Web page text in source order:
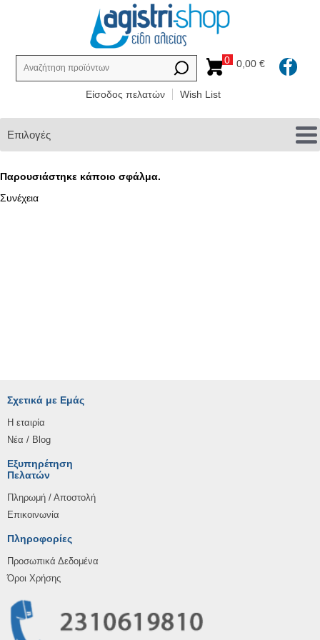
Είσοδος πελατών Wish List
0 0,00 €
Επιλογές
Παρουσιάστηκε κάποιο σφάλμα.
Συνέχεια
Σχετικά με Εμάς
Η εταιρία
Νέα / Blog
Εξυπηρέτηση
Πελατών
Πληρωμή / Αποστολή
Επικοινωνία
Πληροφορίες
Προσωπικά Δεδομένα
Όροι Χρήσης